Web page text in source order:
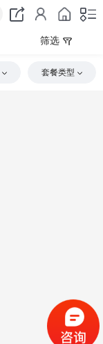
筛选
套餐类型